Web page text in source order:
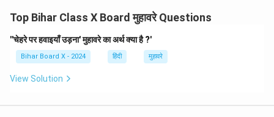
Top Bihar Class X Board मुहावरे Questions
''चेहरे पर हवाइयाँ उड़ना' मुहावरे का अर्थ क्या है ?'
Bihar Board X - 2024 हिंदी मुहावरे
View Solution